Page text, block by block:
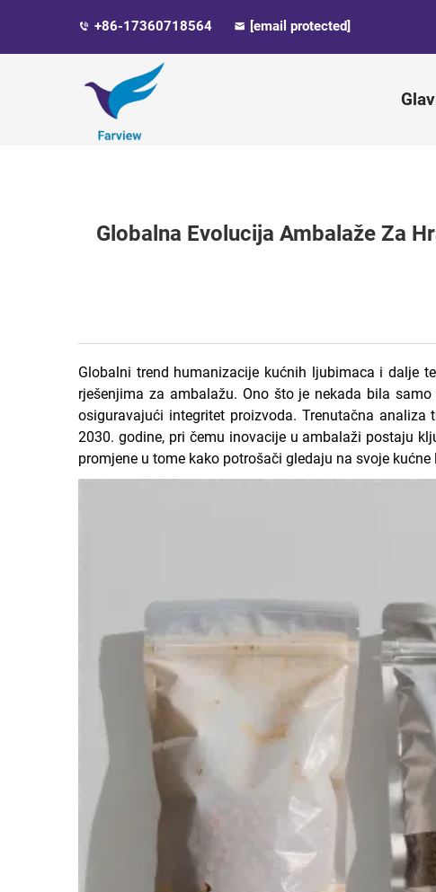
+86-17360718564 [email protected]
Globalna Evolucija Ambalaže Za
Globalni trend humanizacije kućnih ljubimaca i dalje
rješenjima za ambalažu. Ono što je nekada bila
osiguravajući integritet proizvoda. Trenutačna
2030. godine, pri čemu inovacije u ambalaži postaju
promjene u tome kako potrošači gledaju na svoje